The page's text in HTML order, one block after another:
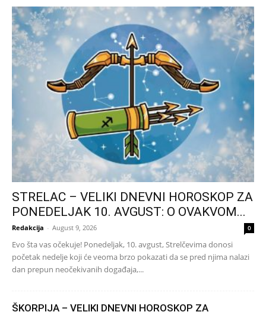
STRELAC – VELIKI DNEVNI HOROSKOP ZA
PONEDELJAK 10. AVGUST: O OVAKVOM...
Redakcija - August 9, 2026 0
Evo šta vas očekuje! Ponedeljak, 10. avgust, Strelčevima donosi
početak nedelje koji će veoma brzo pokazati da se pred njima nalazi
dan prepun neočekivanih događaja,...
ŠKORPIJA – VELIKI DNEVNI HOROSKOP ZA